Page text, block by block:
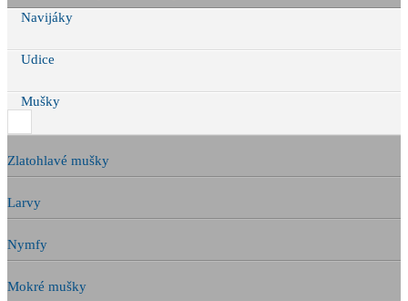
Navijáky
Udice
Mušky
Zlatohlavé mušky
Larvy
Nymfy
Mokré mušky